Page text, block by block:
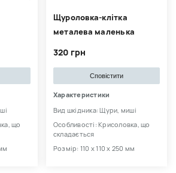
що
Щуроловка-клітка
металева маленька
320 грн
Сповістити
Характеристики
Вид шкідника: Щури, миші
Особливості: Крисоловка, що
складається
Розмір: 110 х 110 х 250 мм